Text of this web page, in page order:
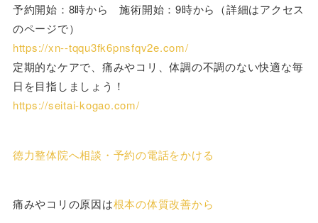
予約開始：8時から 施術開始：9時から（詳細はアクセス
のページで）
https://xn--tqqu3fk6pnsfqv2e.com/
定期的なケアで、痛みやコリ、体調の不調のない快適な毎
日を目指しましょう！
https://seitai-kogao.com/
徳力整体院へ相談・予約の電話をかける
痛みやコリの原因は根本の体質改善から